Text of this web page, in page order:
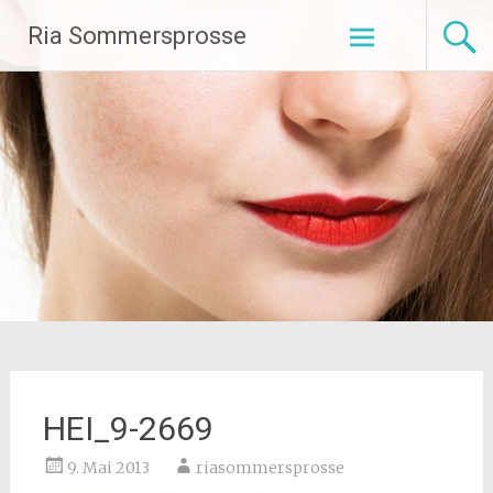
Inhalt
springen
Ria Sommersprosse
HEI_9-2669
9. Mai 2013 riasommersprosse